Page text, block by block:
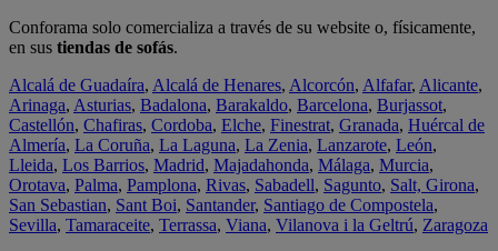
Conforama solo comercializa a través de su website o, físicamente,
en sus tiendas de sofás.
Alcalá de Guadaíra, Alcalá de Henares, Alcorcón, Alfafar, Alicante,
Arinaga, Asturias, Badalona, Barakaldo, Barcelona, Burjassot,
Castellón, Chafiras, Cordoba, Elche, Finestrat, Granada, Huércal de
Almería, La Coruña, La Laguna, La Zenia, Lanzarote, León,
Lleida, Los Barrios, Madrid, Majadahonda, Málaga, Murcia,
Orotava, Palma, Pamplona, Rivas, Sabadell, Sagunto, Salt, Girona,
San Sebastian, Sant Boi, Santander, Santiago de Compostela,
Sevilla, Tamaraceite, Terrassa, Viana, Vilanova i la Geltrú, Zaragoza